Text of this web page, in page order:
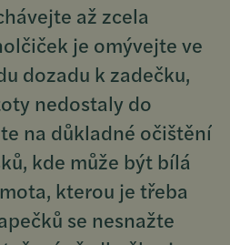
až zcela
je omývejte ve
dozadu k zadečku,
nedostaly do
na důkladné očištění
kde může být bílá
kterou je třeba
se nesnažte